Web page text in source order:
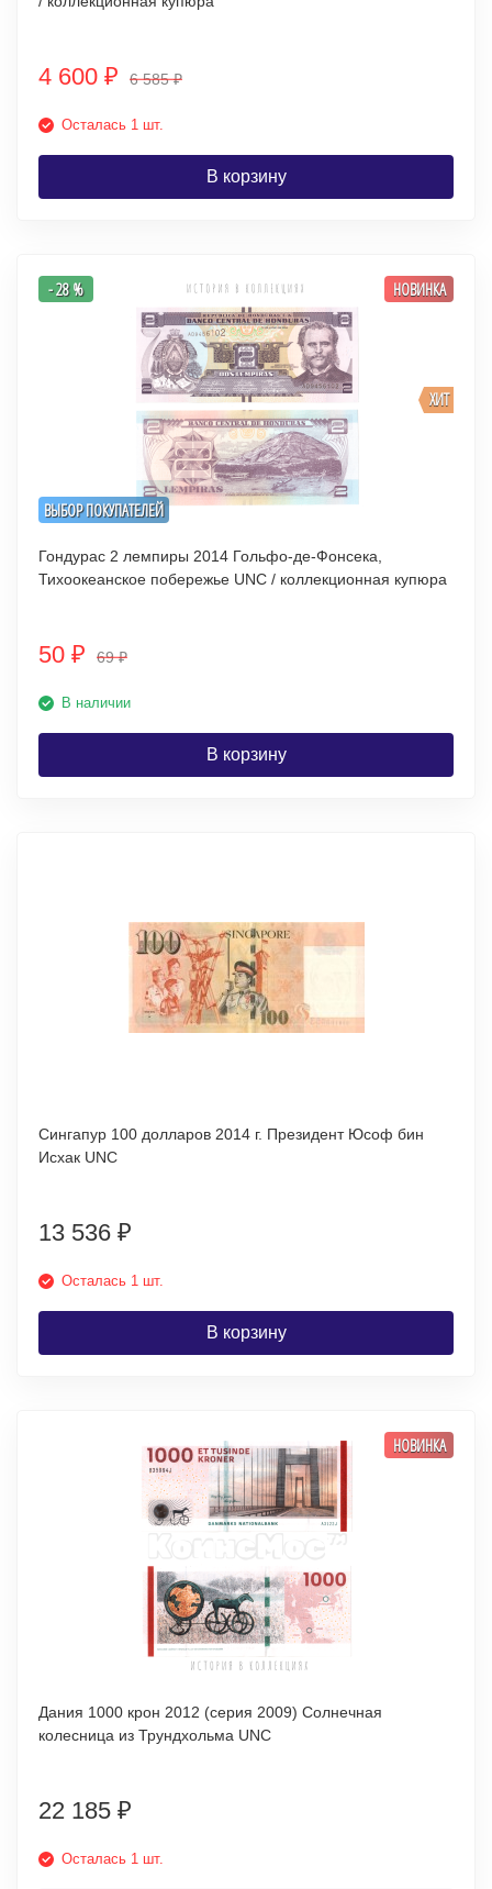
4 600 ₽ 6 585₽
Осталась 1 шт.
В корзину
ВЫБОР ПОКУПАТЕЛЕЙ
ХИТ
- 28 % НОВИНКА
Гондурас 2 лемпиры 2014 Гольфо-де-Фонсека,
Тихоокеанское побережье UNC / коллекционная купюра
50 ₽ 69₽
В наличии
В корзину
Сингапур 100 долларов 2014 г. Президент Юсоф бин
Исхак UNC
13 536 ₽
Осталась 1 шт.
В корзину
НОВИНКА
Дания 1000 крон 2012 (серия 2009) Солнечная
колесница из Трундхольма UNC
22 185 ₽
Осталась 1 шт.